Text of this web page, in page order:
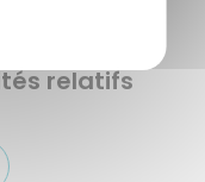
relatifs